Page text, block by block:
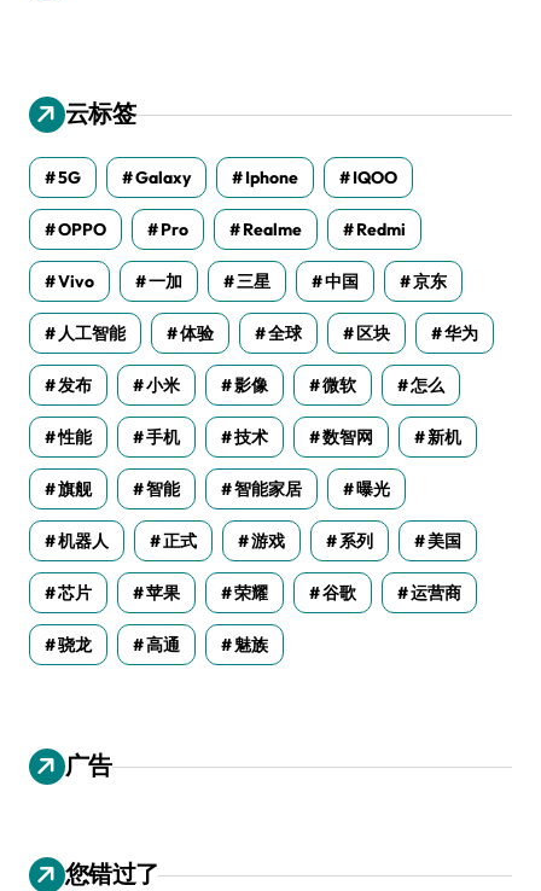
云标签
5G Galaxy Iphone IQOO
OPPO Pro Realme Redmi
Vivo 一加 三星 中国 京东
人工智能 体验 全球 区块 华为
发布 小米 影像 微软 怎么
性能 手机 技术 数智网 新机
旗舰 智能 智能家居 曝光
机器人 正式 游戏 系列 美国
芯片 苹果 荣耀 谷歌 运营商
骁龙 高通 魅族
广告
您错过了